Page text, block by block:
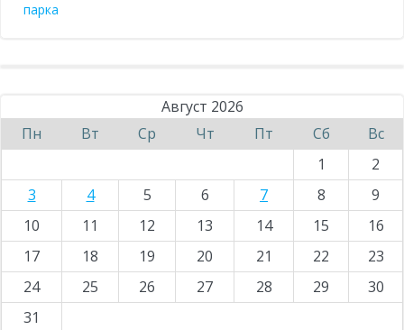
парка
Август 2026
Пн
Вт Ср Чт Пт Сб
Вс
1
2
3
4 5 6 7 8
9
10
11 12 13 14 15
16
17
18 19 20 21 22
23
24
25 26 27 28 29
30
31